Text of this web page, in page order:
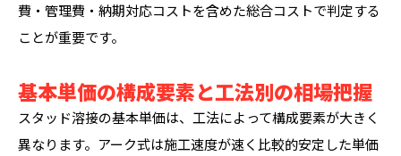
費・管理費・納期対応コストを含めた総合コストで判定する
ことが重要です。
基本単価の構成要素と工法別の相場把握
スタッド溶接の基本単価は、工法によって構成要素が大きく
異なります。アーク式は施工速度が速く比較的安定した単価